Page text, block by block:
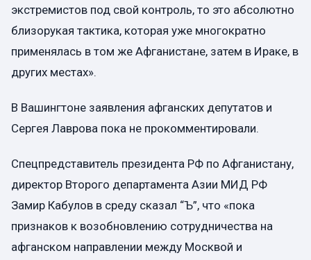
экстремистов под свой контроль, то это абсолютно
близорукая тактика, которая уже многократно
применялась в том же Афганистане, затем в Ираке, в
других местах».
В Вашингтоне заявления афганских депутатов и
Сергея Лаврова пока не прокомментировали.
Спецпредставитель президента РФ по Афганистану,
директор Второго департамента Азии МИД РФ
Замир Кабулов в среду сказал “Ъ”, что «пока
признаков к возобновлению сотрудничества на
афганском направлении между Москвой и